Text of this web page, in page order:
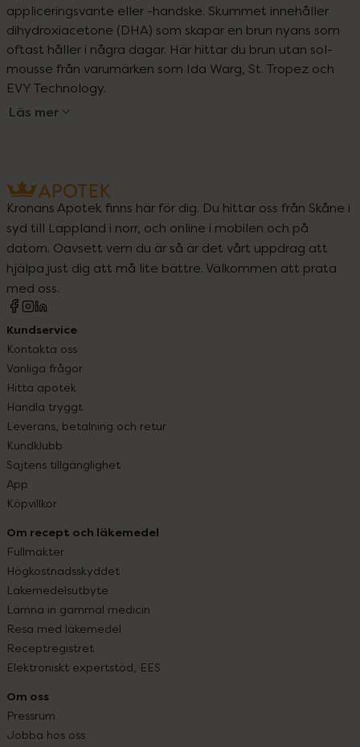
appliceringsvante eller -handske. Skummet innehåller
dihydroxiacetone (DHA) som skapar en brun nyans som
oftast håller i några dagar. Här hittar du brun utan sol-
mousse från varumärken som Ida Warg, St. Tropez och
EVY Technology.
Läs mer
Kronans Apotek finns här för dig. Du hittar oss från Skåne i
syd till Lappland i norr, och online i mobilen och på
datorn. Oavsett vem du är så är det vårt uppdrag att
hjälpa just dig att må lite bättre. Välkommen att prata
med oss.
Kundservice
Kontakta oss
Vanliga frågor
Hitta apotek
Handla tryggt
Leverans, betalning och retur
Kundklubb
Sajtens tillgänglighet
App
Köpvillkor
Om recept och läkemedel
Fullmakter
Högkostnadsskyddet
Läkemedelsutbyte
Lämna in gammal medicin
Resa med läkemedel
Receptregistret
Elektroniskt expertstöd, EES
Om oss
Pressrum
Jobba hos oss